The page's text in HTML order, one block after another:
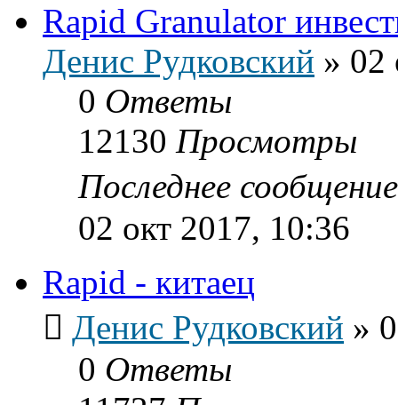
Rapid Granulator
Денис Рудковский » 02
0 Ответы
12130 Просмотры
Последнее
02 окт 2017, 10:36
Rapid - китаец
Денис Рудковский »
0 Ответы